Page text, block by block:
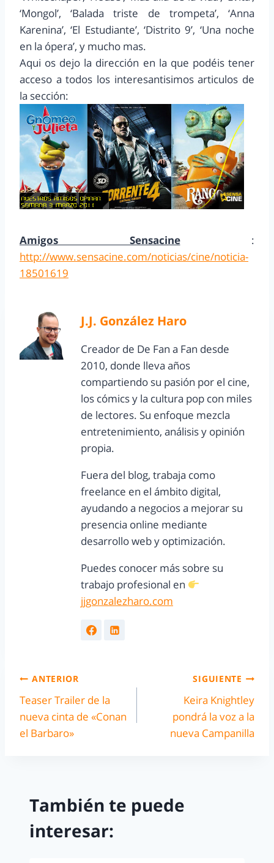
‘Mongol’, ‘Balada triste de trompeta’, ‘Anna
Karenina’, ‘El Estudiante’, ‘Distrito 9’, ‘Una noche
en la ópera’, y mucho mas.
Aqui os dejo la dirección en la que podéis tener
acceso a todos los interesantisimos articulos de
la sección:
Amigos Sensacine:
http://www.sensacine.com/noticias/cine/noticia-
18501619
J.J. González Haro
Creador de De Fan a Fan desde
2010, donde lleva años
compartiendo su pasión por el cine,
los cómics y la cultura pop con miles
de lectores. Su enfoque mezcla
entretenimiento, análisis y opinión
propia.
Fuera del blog, trabaja como
freelance en el ámbito digital,
ayudando a negocios a mejorar su
presencia online mediante
desarrollo web y optimización.
Puedes conocer más sobre su
trabajo profesional en
jjgonzalezharo.com
ANTERIOR
Teaser Trailer de la
nueva cinta de «Conan
el Barbaro»
SIGUIENTE
Keira Knightley
pondrá la voz a la
nueva Campanilla
También te puede
interesar: